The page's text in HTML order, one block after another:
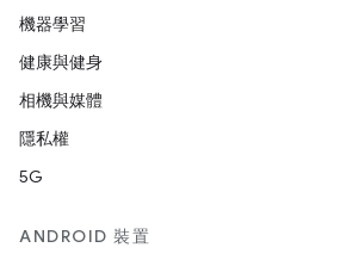
機器學習
健康與健身
相機與媒體
隱私權
5G
ANDROID 裝置